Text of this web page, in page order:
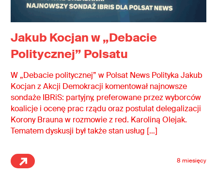
Jakub Kocjan w „Debacie
Politycznej” Polsatu
W „Debacie politycznej” w Polsat News Polityka Jakub
Kocjan z Akcji Demokracji komentował najnowsze
sondaże IBRiS: partyjny, preferowane przez wyborców
koalicje i ocenę prac rządu oraz postulat delegalizacji
Korony Brauna w rozmowie z red. Karoliną Olejak.
Tematem dyskusji był także stan usług […]
8 miesięcy